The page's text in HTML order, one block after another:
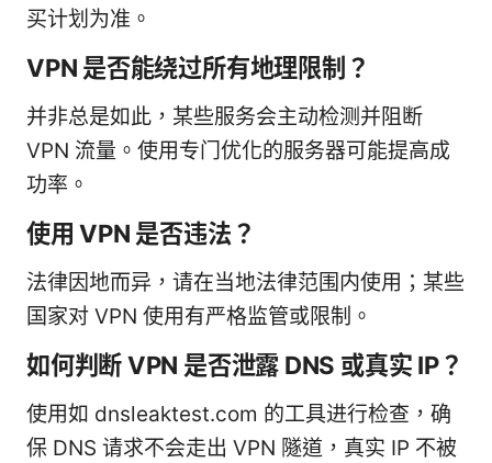
买计划为准。
VPN 是否能绕过所有地理限制？
并非总是如此，某些服务会主动检测并阻断
VPN 流量。使用专门优化的服务器可能提高成
功率。
使用 VPN 是否违法？
法律因地而异，请在当地法律范围内使用；某些
国家对 VPN 使用有严格监管或限制。
如何判断 VPN 是否泄露 DNS 或真实 IP？
使用如 dnsleaktest.com 的工具进行检查，确
保 DNS 请求不会走出 VPN 隧道，真实 IP 不被